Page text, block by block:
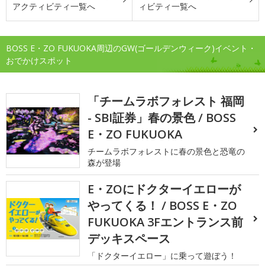
アクティビティ一覧へ
ィビティ一覧へ
BOSS E・ZO FUKUOKA周辺のGW(ゴールデンウィーク)イベント・
おでかけスポット
「チームラボフォレスト 福岡
- SBI証券」春の景色 / BOSS
E・ZO FUKUOKA
チームラボフォレストに春の景色と恐竜の
森が登場
E・ZOにドクターイエローが
やってくる！ / BOSS E・ZO
FUKUOKA 3Fエントランス前
デッキスペース
「ドクターイエロー」に乗って遊ぼう！